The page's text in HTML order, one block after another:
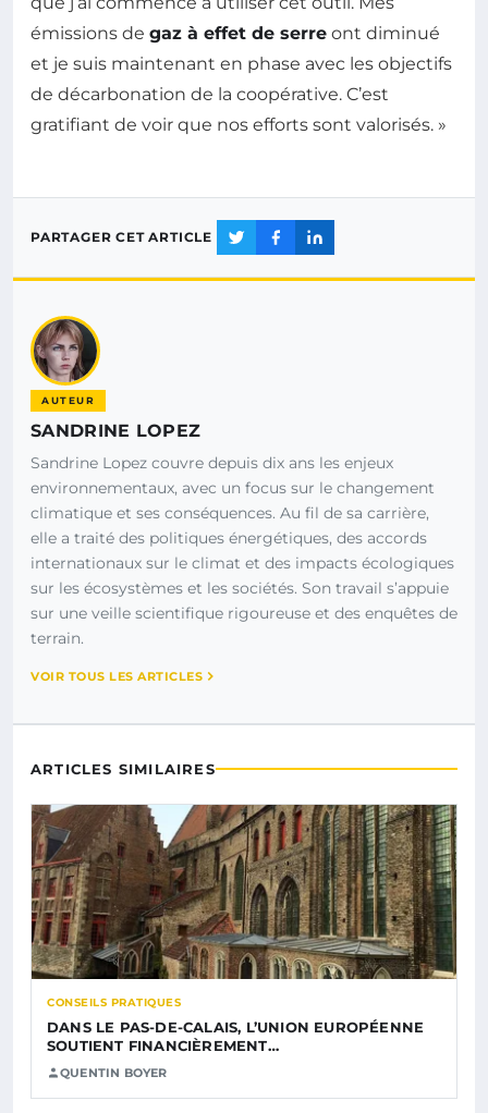
émissions de gaz à effet de serre ont diminué
et je suis maintenant en phase avec les objectifs
de décarbonation de la coopérative. C’est
gratifiant de voir que nos efforts sont valorisés. »
PARTAGER CET ARTICLE
AUTEUR
SANDRINE LOPEZ
Sandrine Lopez couvre depuis dix ans les enjeux
environnementaux, avec un focus sur le changement
climatique et ses conséquences. Au fil de sa carrière,
elle a traité des politiques énergétiques, des accords
internationaux sur le climat et des impacts écologiques
sur les écosystèmes et les sociétés. Son travail s’appuie
sur une veille scientifique rigoureuse et des enquêtes de
terrain.
VOIR TOUS LES ARTICLES
ARTICLES SIMILAIRES
CONSEILS PRATIQUES
DANS LE PAS-DE-CALAIS, L’UNION EUROPÉENNE
SOUTIENT FINANCIÈREMENT…
QUENTIN BOYER